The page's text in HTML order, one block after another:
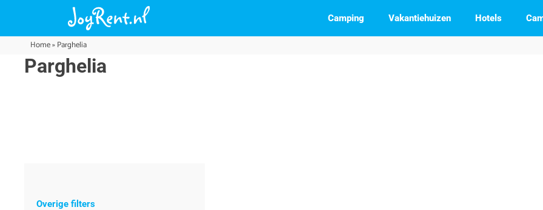
Camping Vakantiehuizen Hotels
Home»Parghelia
Parghelia
Overige filters